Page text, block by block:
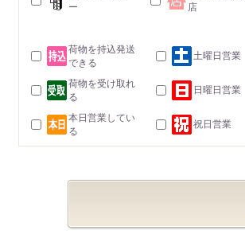
ー
店
荷物を持込発送
できる
土曜日営業
荷物を受け取れ
る
日曜日営業
本日営業してい
る
祝日営業